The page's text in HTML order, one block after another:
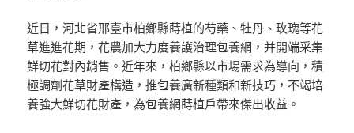
近日，河北省邢臺市柏鄉縣蒔植的芍藥、牡丹、玫瑰等花
草進進花期，花農加大力度養護治理包養網 ，并開端采集
鮮切花對內銷售。近年來，柏鄉縣以市場需求為導向，積
極調劑花草財產構造，推包養廣新種類和新技巧，不竭培
養強大鮮切花財產，為包養網蒔植戶帶來傑出收益。